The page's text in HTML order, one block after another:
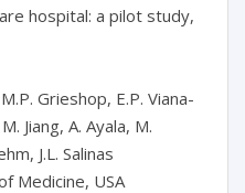
hospital: a pilot study,
Grieshop, E.P. Viana-
Jiang, A. Ayala, M.
J.L. Salinas
Medicine, USA